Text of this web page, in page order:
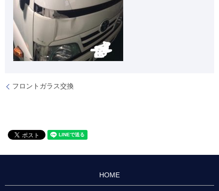
フロントガラス交換
HOME